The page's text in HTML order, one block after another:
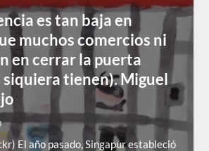
es tan baja en
muchos comercios ni
en cerrar la puerta
siquiera tienen). Miguel
El año pasado, Singapur estableció